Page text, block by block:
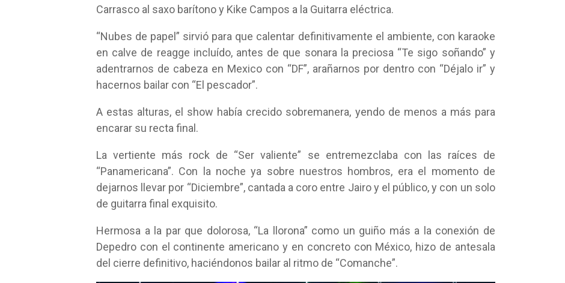
Carrasco al saxo barítono y Kike Campos a la Guitarra eléctrica.
“Nubes de papel” sirvió para que calentar definitivamente el ambiente, con karaoke
en calve de reagge incluído, antes de que sonara la preciosa “Te sigo soñando” y
adentrarnos de cabeza en Mexico con “DF”, arañarnos por dentro con “Déjalo ir” y
hacernos bailar con “El pescador”.
A estas alturas, el show había crecido sobremanera, yendo de menos a más para
encarar su recta final.
La vertiente más rock de “Ser valiente” se entremezclaba con las raíces de
“Panamericana”. Con la noche ya sobre nuestros hombros, era el momento de
dejarnos llevar por “Diciembre”, cantada a coro entre Jairo y el público, y con un solo
de guitarra final exquisito.
Hermosa a la par que dolorosa, “La llorona” como un guiño más a la conexión de
Depedro con el continente americano y en concreto con México, hizo de antesala
del cierre definitivo, haciéndonos bailar al ritmo de “Comanche”.